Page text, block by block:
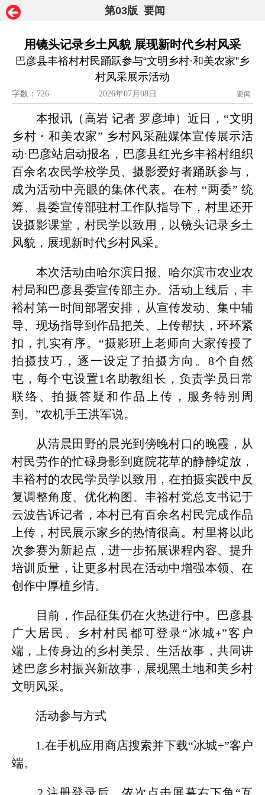
第03版 要闻
用镜头记录乡土风貌 展现新时代乡村风采
巴彦县丰裕村村民踊跃参与“文明乡村·和美农家”乡
村风采展示活动
字数：726 2026年07月08日 要闻
本报讯（高岩 记者 罗彦坤）近日，“文明
乡村・和美农家” 乡村风采融媒体宣传展示活
动·巴彦站启动报名，巴彦县红光乡丰裕村组织
百余名农民学校学员、摄影爱好者踊跃参与，
成为活动中亮眼的集体代表。在村 “两委” 统
筹、县委宣传部驻村工作队指导下，村里还开
设摄影课堂，村民学以致用，以镜头记录乡土
风貌，展现新时代乡村风采。
本次活动由哈尔滨日报、哈尔滨市农业农
村局和巴彦县委宣传部主办。活动上线后，丰
裕村第一时间部署安排，从宣传发动、集中辅
导、现场指导到作品把关、上传帮扶，环环紧
扣，扎实有序。“摄影班上老师向大家传授了
拍摄技巧，逐一设定了拍摄方向。8个自然
屯，每个屯设置1名助教组长，负责学员日常
联络、拍摄答疑和作品上传，服务特别周
到。”农机手王洪军说。
从清晨田野的晨光到傍晚村口的晚霞，从
村民劳作的忙碌身影到庭院花草的静静绽放，
丰裕村的农民学员学以致用，在拍摄实践中反
复调整角度、优化构图。丰裕村党总支书记于
云波告诉记者，本村已有百余名村民完成作品
上传，村民展示家乡的热情很高。村里将以此
次参赛为新起点，进一步拓展课程内容、提升
培训质量，让更多村民在活动中增强本领、在
创作中厚植乡情。
目前，作品征集仍在火热进行中。巴彦县
广大居民、乡村村民都可登录“冰城+”客户
端，上传身边的乡村美景、生活故事，共同讲
述巴彦乡村振兴新故事，展现黑土地和美乡村
文明风采。
活动参与方式
1.在手机应用商店搜索并下载“冰城+”客户
端。